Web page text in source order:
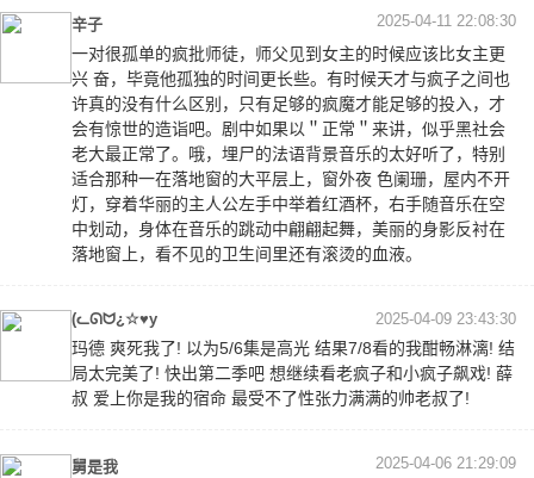
辛子 2025-04-11 22:08:30
一对很孤单的疯批师徒，师父见到女主的时候应该比女主更
兴 奋，毕竟他孤独的时间更长些。有时候天才与疯子之间也
许真的没有什么区别，只有足够的疯魔才能足够的投入，才
会有惊世的造诣吧。剧中如果以＂正常＂来讲，似乎黑社会
老大最正常了。哦，埋尸的法语背景音乐的太好听了，特别
适合那种一在落地窗的大平层上，窗外夜 色阑珊，屋内不开
灯，穿着华丽的主人公左手中举着红酒杯，右手随音乐在空
中划动，身体在音乐的跳动中翩翩起舞，美丽的身影反衬在
落地窗上，看不见的卫生间里还有滚烫的血液。
(ᓚᘏᗢ¿☆♥y 2025-04-09 23:43:30
玛德 爽死我了! 以为5/6集是高光 结果7/8看的我酣畅淋漓! 结
局太完美了! 快出第二季吧 想继续看老疯子和小疯子飙戏! 薛
叔 爱上你是我的宿命 最受不了性张力满满的帅老叔了!
舅是我 2025-04-06 21:29:09